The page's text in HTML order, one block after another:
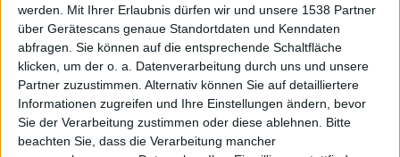
werden. Mit Ihrer Erlaubnis dürfen wir und unsere 1538 Partner
über Gerätescans genaue Standortdaten und Kenndaten
abfragen. Sie können auf die entsprechende Schaltfläche
klicken, um der o. a. Datenverarbeitung durch uns und unsere
Partner zuzustimmen. Alternativ können Sie auf detailliertere
Informationen zugreifen und Ihre Einstellungen ändern, bevor
Sie der Verarbeitung zustimmen oder diese ablehnen. Bitte
beachten Sie, dass die Verarbeitung mancher
offside Sepp sontagch
🇺🇸 We noticed you’re visiting
from an English-speaking
country